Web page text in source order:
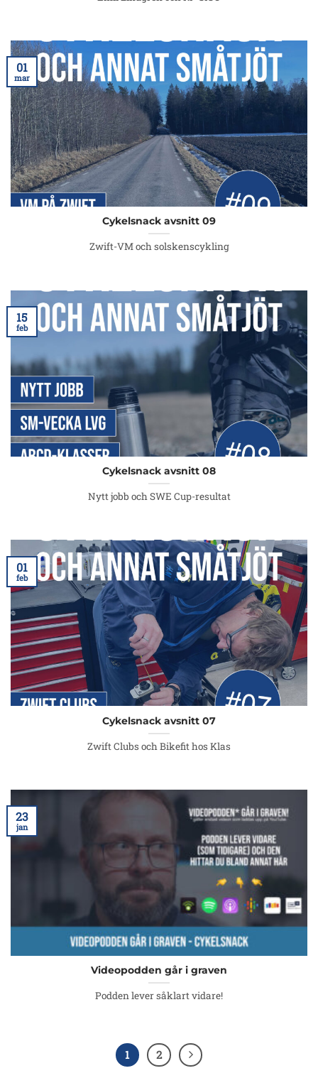
Cykelsnack avsnitt 09
Zwift-VM och solskenscykling
01
mar
Cykelsnack avsnitt 08
Nytt jobb och SWE Cup-resultat
15
feb
Cykelsnack avsnitt 07
Zwift Clubs och Bikefit hos Klas
01
feb
Videopodden går i graven
Podden lever såklart vidare!
23
jan
1 2